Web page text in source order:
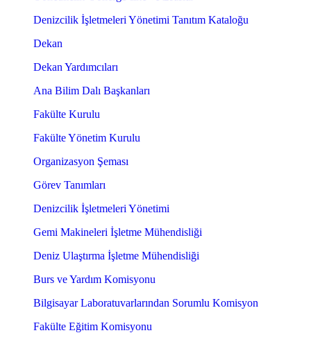
Denizcilik İşletmeleri Yönetimi Tanıtım Kataloğu
Dekan
Dekan Yardımcıları
Ana Bilim Dalı Başkanları
Fakülte Kurulu
Fakülte Yönetim Kurulu
Organizasyon Şeması
Görev Tanımları
Denizcilik İşletmeleri Yönetimi
Gemi Makineleri İşletme Mühendisliği
Deniz Ulaştırma İşletme Mühendisliği
Burs ve Yardım Komisyonu
Bilgisayar Laboratuvarlarından Sorumlu Komisyon
Fakülte Eğitim Komisyonu